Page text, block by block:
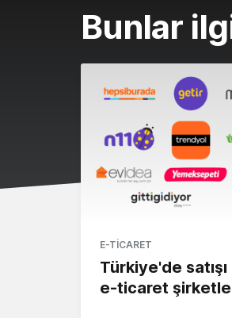
Bunlar
E-TICARET
Türkiye'de
e-ticaret